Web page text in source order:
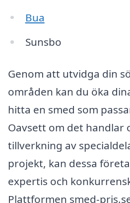
Bua
Sunsbo
Genom att utvidga din
områden kan du öka
hitta en smed som
Oavsett om det handlar
tillverkning av
projekt, kan dessa
expertis och
Plattformen smed-